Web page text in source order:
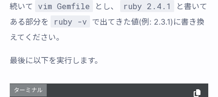
続いて vim Gemfile とし、 ruby 2.4.1
と書いて
ある部分を
ruby -v で出てきた値(例: 2.3.1)に書き換
えてください。
最後に以下を実行します。
ターミナル